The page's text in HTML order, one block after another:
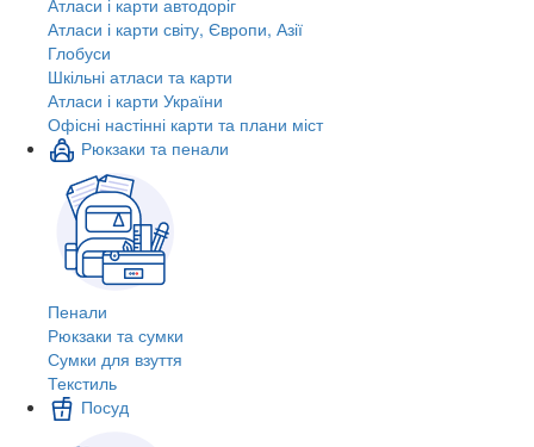
Атласи і карти світу, Європи, Азії
Глобуси
Шкільні атласи та карти
Атласи і карти України
Офісні настінні карти та плани міст
Рюкзаки та пенали
Пенали
Рюкзаки та сумки
Сумки для взуття
Текстиль
Посуд